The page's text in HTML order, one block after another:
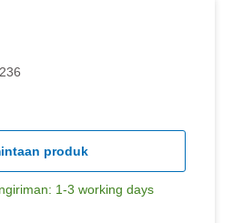
produk
1-3 working days